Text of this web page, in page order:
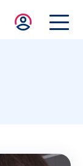
content